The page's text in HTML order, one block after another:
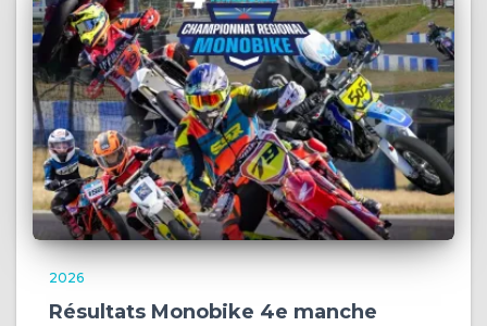
2026
Résultats Monobike 4e manche